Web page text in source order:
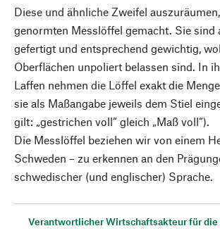
Diese und ähnliche Zweifel
genormten Messlöffel gemacht. Sie sind
gefertigt und entsprechend gewichtig,
Oberflächen unpoliert belassen sind. In
Laffen nehmen die Löffel exakt die
sie als Maßangabe jeweils dem Stiel
gilt: „gestrichen voll“ gleich „Maß voll“).
Die Messlöffel beziehen wir von einem
Schweden – zu erkennen an den
schwedischer (und englischer) Sprache.
Verantwortlicher Wirtschaftsakteur für die